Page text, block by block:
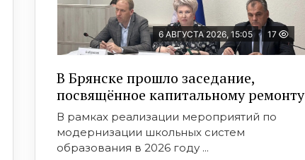
6 АВГУСТА 2026, 15:05 17
В Брянске прошло заседание,
посвящённое капитальному ремонту
В рамках реализации мероприятий по
модернизации школьных систем
образования в 2026 году ...